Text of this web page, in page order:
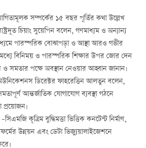
সম্পর্কের ১৫ বছর পূর্তির কথা উল্লেখ
চিয়াং সুয়েপিন বলেন, গণমাধ্যম ও অন্যান্য
পারস্পরিক বোঝাপড়া ও আস্থা আরও গভীর
বিনিময় ও পারস্পরিক শিক্ষার উপর জোর দেন
ও সমতার পক্ষে অবস্থান নেওয়ার আহ্বান জানান।
ডিরেক্টর ফাহরেত্তিন আলতুন বলেন,
আন্তর্জাতিক যোগাযোগ ব্যবস্থা গঠনে
প্রয়োজন।
কৃত্রিম বুদ্ধিমত্তা ভিত্তিক কনটেন্ট নির্মাণ,
উন্নয়ন এবং ডেটা ভিজ্যুয়ালাইজেশনে